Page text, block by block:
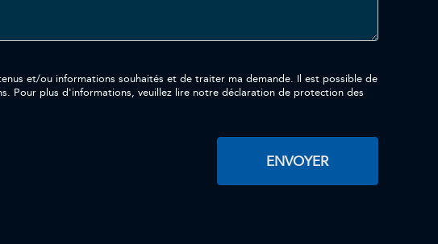
souhaités et de traiter ma demande. Il est possible de
Pour plus d'informations, veuillez lire notre déclaration de protection des
ENVOYER